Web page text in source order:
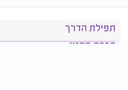
תפילת הדרך
ברכת המזון